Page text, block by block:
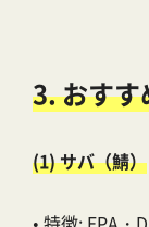
3. おす
(1) サバ（鯖）